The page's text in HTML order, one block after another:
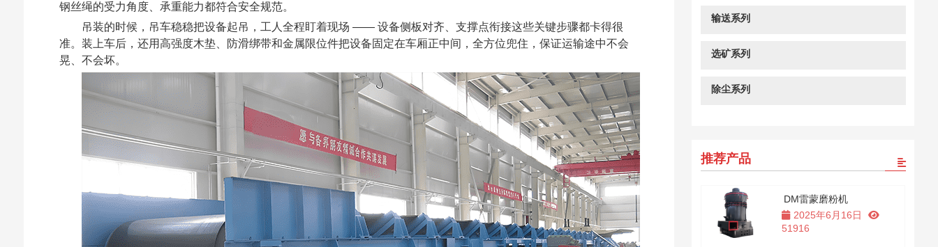
钢丝绳的受力角度、承重能力都符合安全规范。
吊装的时候，吊车稳稳把设备起吊，工人全程盯着现场 —— 设备侧板对齐、支撑点衔接这些关键步骤都卡得很
准。装上车后，还用高强度木垫、防滑绑带和金属限位件把设备固定在车厢正中间，全方位兜住，保证运输途中不会
晃、不会坏。
输送系列
选矿系列
除尘系列
推荐产品
DM雷蒙磨粉机
2025年6月16日
51916